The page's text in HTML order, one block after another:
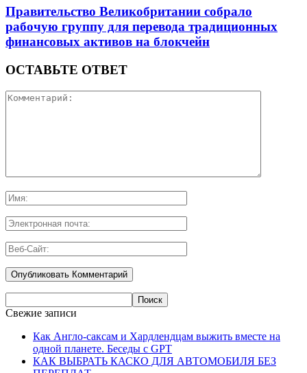
Правительство Великобритании собрало
рабочую группу для перевода традиционных
финансовых активов на блокчейн
ОСТАВЬТЕ ОТВЕТ
Свежие записи
Как Англо-саксам и Хардлендцам выжить вместе на
одной планете. Беседы с GPT
КАК ВЫБРАТЬ КАСКО ДЛЯ АВТОМОБИЛЯ БЕЗ